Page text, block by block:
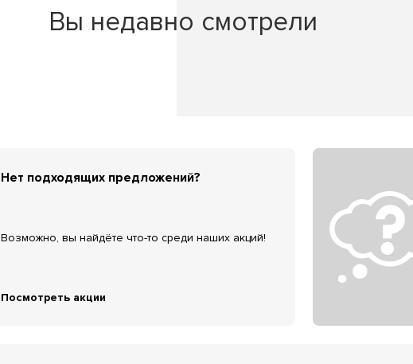
Вы недавно смотрели
Нет подходящих предложений?
Возможно, вы найдёте что-то среди наших акций!
Посмотреть акции